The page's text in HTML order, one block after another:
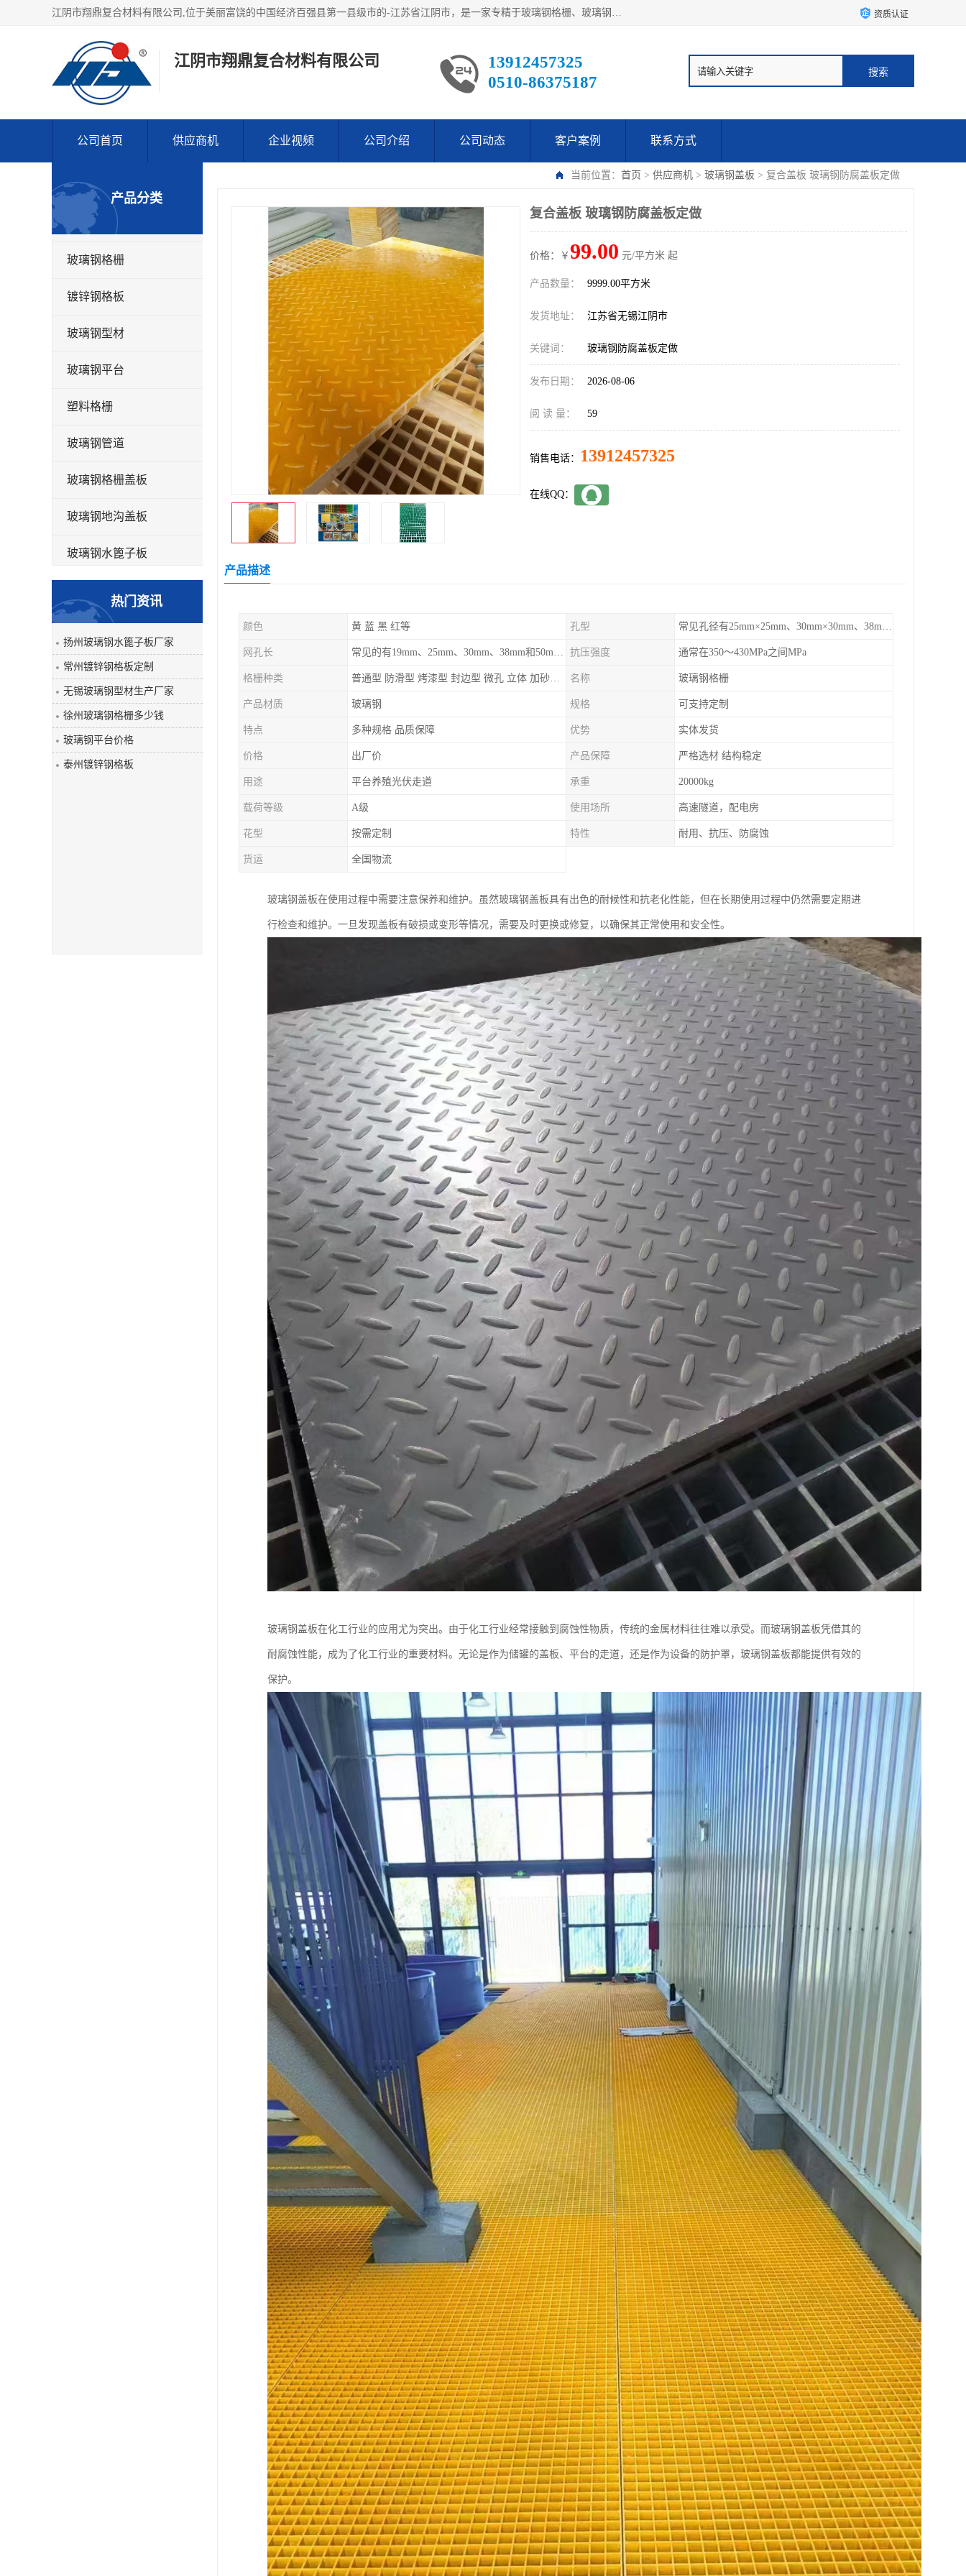
江阴市翔鼎复合材料有限公司,位于美丽富饶的中国经济百强县第一县级市的-江苏省江阴市，是一家专精于玻璃钢格栅、玻璃钢新材料,镀锌钢格板，机械设备生产制造及研发的科技型企业；公司产品已销往了世界多个国家和地区，公司人决心加倍努力愿与广大社会同仁精诚合作共创辉煌！ 资质认证
江阴市翔鼎复合材料有限公司
13912457325
0510-86375187
公司首页 供应商机 企业视频 公司介绍 公司动态 客户案例 联系方式
当前位置： 首页 > 供应商机 > 玻璃钢盖板 > 复合盖板 玻璃钢防腐盖板定做
产品分类
玻璃钢格栅
镀锌钢格板
玻璃钢型材
玻璃钢平台
塑料格栅
玻璃钢管道
玻璃钢格栅盖板
玻璃钢地沟盖板
玻璃钢水篦子板
玻璃钢平板
玻璃钢盖板
热门资讯
扬州玻璃钢水篦子板厂家
常州镀锌钢格板定制
无锡玻璃钢型材生产厂家
徐州玻璃钢格栅多少钱
玻璃钢平台价格
泰州镀锌钢格板
复合盖板 玻璃钢防腐盖板定做
价格：￥ 99.00 元/平方米 起
产品数量： 9999.00平方米
发货地址： 江苏省无锡江阴市
关键词： 玻璃钢防腐盖板定做
发布日期： 2026-08-06
阅 读 量： 59
销售电话： 13912457325
在线QQ：
产品描述
颜色 黄 蓝 黑 红等 孔型 常见孔径有25mm×25mm、30mm×30mm、38mm×38mm等,
网孔长 常见的有19mm、25mm、30mm、38mm和50mm等 抗压强度 通常在350～430MPa之间MPa
格栅种类 普通型 防滑型 ‌烤漆型 封边型 ‌微孔 立体 加砂覆面型 平面型 名称 玻璃钢格栅
产品材质 玻璃钢 规格 可支持定制
特点 多种规格 品质保障 优势 实体发货
价格 出厂价 产品保障 严格选材 结构稳定
用途 平台养殖光伏走道 承重 20000kg
载荷等级 A级 使用场所 高速隧道，配电房
花型 按需定制 特性 耐用、抗压、防腐蚀
货运 全国物流
玻璃钢盖板在使用过程中需要注意保养和维护。虽然玻璃钢盖板具有出色的耐候性和抗老化性能，但在长期使用过程中仍然需要定期进
行检查和维护。一旦发现盖板有破损或变形等情况，需要及时更换或修复，以确保其正常使用和安全性。
玻璃钢盖板在化工行业的应用尤为突出。由于化工行业经常接触到腐蚀性物质，传统的金属材料往往难以承受。而玻璃钢盖板凭借其的
耐腐蚀性能，成为了化工行业的重要材料。无论是作为储罐的盖板、平台的走道，还是作为设备的防护罩，玻璃钢盖板都能提供有效的
保护。